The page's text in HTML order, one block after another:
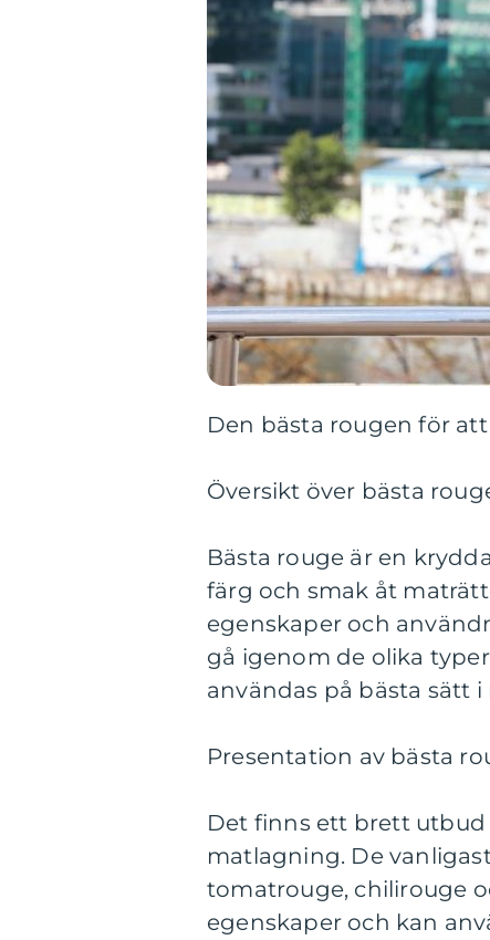
Den bästa rougen för
Översikt över bästa
Bästa rouge är en
färg och smak åt
egenskaper och
gå igenom de olika
användas på bästa sätt
Presentation av bästa
Det finns ett brett
matlagning. De
tomatrouge, chilirouge
egenskaper och kan